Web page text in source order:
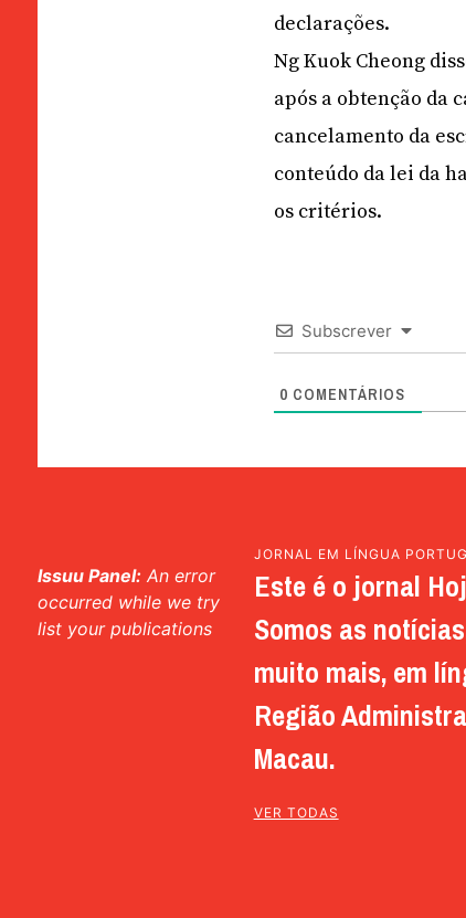
declarações.
Ng Kuok Cheong
após a obtenção da
cancelamento da
conteúdo da lei da
os critérios.
Subscrever
0 COMENTÁRIOS
Issuu Panel: An error
occurred while we try
list your publications
JORNAL EM LÍNGUA
Este é o jornal
Somos as
muito mais, em
Região
Macau.
VER TODAS